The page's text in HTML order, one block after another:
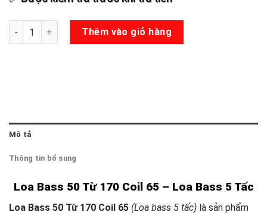
Loa Bass 50 Từ 170 Coil 65 - Màu Đen - Đỏ - Vàng số lượng
Thêm vào giỏ hàng
Mô tả
Thông tin bổ sung
Loa Bass 50 Từ 170 Coil 65 – Loa Bass 5 Tấc
Loa Bass 50 Từ 170 Coil 65 (Loa bass 5 tấc) là sản phẩm